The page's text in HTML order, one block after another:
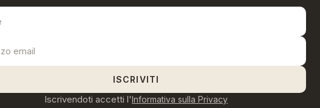
ISCRIVITI
Iscrivendoti accetti l'Informativa sulla Privacy